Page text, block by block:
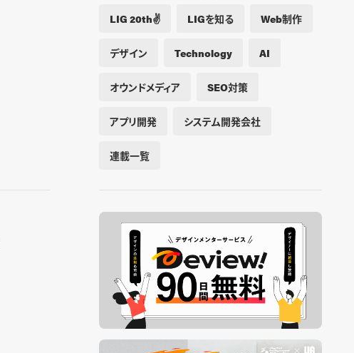
LIG 20th✌️ LIGを知る Web制作
デザイン Technology AI
オウンドメディア SEO対策
アプリ開発 システム開発会社
連載一覧